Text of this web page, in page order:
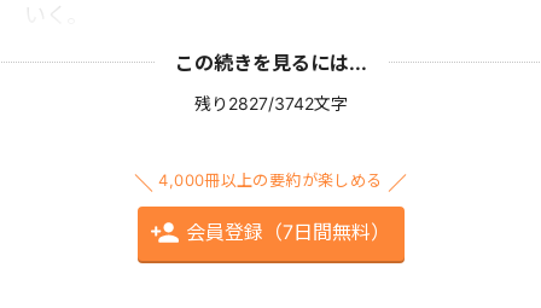
いく。
この続きを見るには...
残り2827/3742文字
4,000冊以上の要約が楽しめる
会員登録（7日間無料）